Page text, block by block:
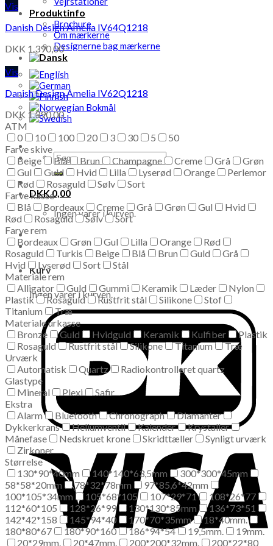
Produktinfo
Brochure
Om mærkerne
Designerne bag mærkerne
Søg
efter:
DKK0,00
Ingen varer i kurven.
Kurv
Ingen varer i kurven.
Vis
Danish Design Amelia IV64Q1218
DKK 1.390,00
Vis
Danish Design Amelia IV62Q1218
DKK 1.390,00
ATM
0
10 100 20 3 30 5
50
Farve skive
Beige
Blå Brun Champagne Creme Grå
Grøn
Gul
Guld Hvid Lilla Lyserød Orange
Perlemor
Rød
Rosaguld Sølv
Sort
Farve kasse
Blå
Bordeaux Creme Grå Grøn Gul
Hvid
Rød
Rosaguld Sølv
Sort
Farve rem
Bordeaux
Grøn Gul Lilla Orange
Rød
Rosaguld
Turkis Beige Blå Brun Guld
Grå
Hvid
Lyserød Sort
Stål
Materiale rem
Alligator
Guld Gummi Keramik Læder
Nylon
Plastik
Rosaguld Rustfrit stål Silikone
Stof
Titanium
Træ
Materiale urkasse
Bronze
Guld Hvidguld Keramik Kulfiber
Plastik
Rosaguld
Rustfrit stål Silikone Titanium
Træ
Urværk
Automatisk
Quartz
Radiokontrolleret quartz
Glastype
Mineral
Plexi
Safir
Ekstra
Alarm
Bluetooth Chronograph
Diamanter
Dykkerkrans
Heliumventil Kalender
Krystaller
Månefase
Nedskruet krone Skridttæller
Synligt urværk
Zirkoner
Størrelse
130*90*40mm
140*140*63,5mm
300*300*45mm
58*58*20mm
78*32*78mm
97*85,6*42mm
100*105*34mm
105*68*105 107*29*71
108*26*77
112*60*105
128*26*99 130*130*85mm
136*73*51
142*42*158
145*94*40 170*70*35mm
18*40mm.
180*80*67
180*90*160 186*94*54 19,5mm.
19mm.
20*29mm.
20*47mm. 200*200*32mm.
200*22*80